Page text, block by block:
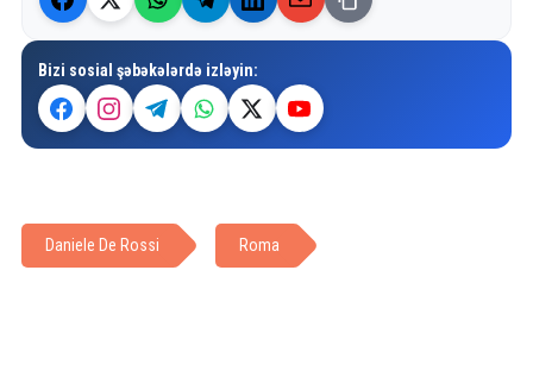
Bizi sosial şəbəkələrdə izləyin:
Daniele De Rossi Roma